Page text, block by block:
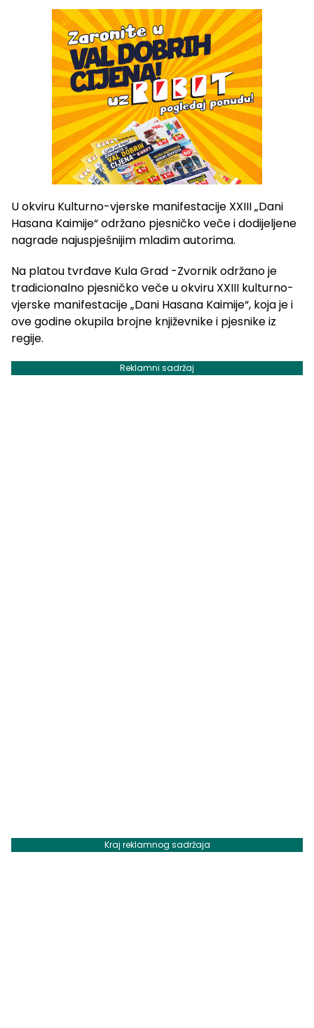
U okviru Kulturno-vjerske manifestacije XXIII „Dani
Hasana Kaimije“ održano pjesničko veče i dodijeljene
nagrade najuspješnijim mladim autorima.
Na platou tvrđave Kula Grad -Zvornik održano je
tradicionalno pjesničko veče u okviru XXIII kulturno-
vjerske manifestacije „Dani Hasana Kaimije“, koja je i
ove godine okupila brojne književnike i pjesnike iz
regije.
Reklamni sadržaj
Kraj reklamnog sadržaja